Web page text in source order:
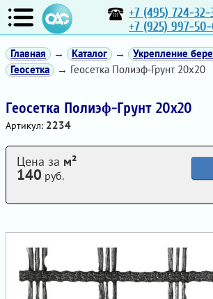
+7 (495) 724-32-
+7 (925) 997-
Главная → Каталог → Укрепление
Геосетка
→ Геосетка Полиэф-Грунт 20х20
Геосетка Полиэф-Грунт 20х20
Артикул: 2234
Цена за м²
140 руб.